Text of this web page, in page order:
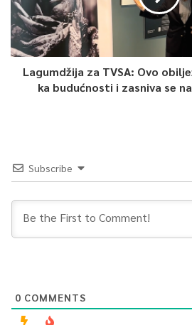
Lagumdžija za TVSA: Ovo
ka budućnosti i zasniva se
Subscribe
0 COMMENTS